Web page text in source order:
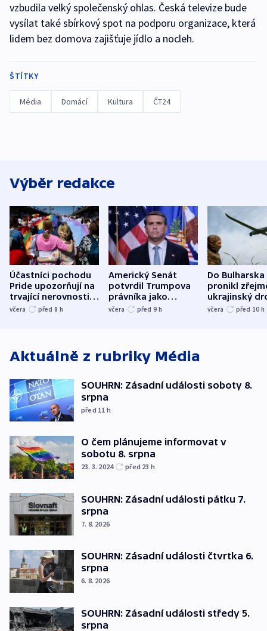
vzbudila velký společenský ohlas. Česká televize bude
vysílat také sbírkový spot na podporu organizace, která
lidem bez domova zajišťuje jídlo a nocleh.
ŠTÍTKY
Média Domácí Kultura ČT24
Výběr redakce
Účastníci pochodu
Pride upozorňují na
trvající nerovnosti i
společenskou
včera před 8 h
Americký Senát
potvrdil Trumpova
právníka jako
ministra
včera před 9 h
Do Bulharska
pronikl
ukrajinský
explodoval
včera před 10 h
Aktuálně z rubriky Média
SOUHRN: Zásadní události soboty 8.
srpna
před 11 h
O čem plánujeme informovat v
sobotu 8. srpna
23. 3. 2024 před 23 h
SOUHRN: Zásadní události pátku 7.
srpna
7. 8. 2026
SOUHRN: Zásadní události čtvrtka 6.
srpna
6. 8. 2026
SOUHRN: Zásadní události středy 5.
srpna